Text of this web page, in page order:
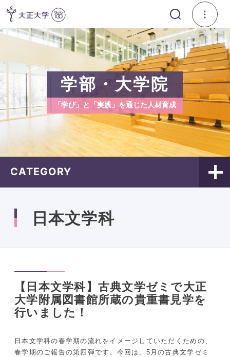
学部・大学院
「学び」と「実践」を通じた人材育成
CATEGORY
日本文学科
【日本文学科】古典文学ゼミで大正
大学附属図書館所蔵の貴重書見学を
行いました！
日本文学科の春学期の流れをイメージしていただくための、
春学期のご報告の第四弾です。今回は、5月の古典文学ゼミ